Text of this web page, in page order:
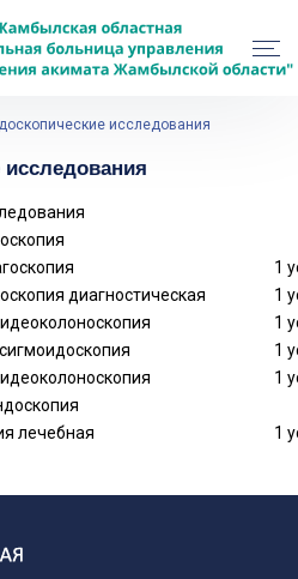
исследования
1
диагностическая
1
1
1
1
лечебная 1